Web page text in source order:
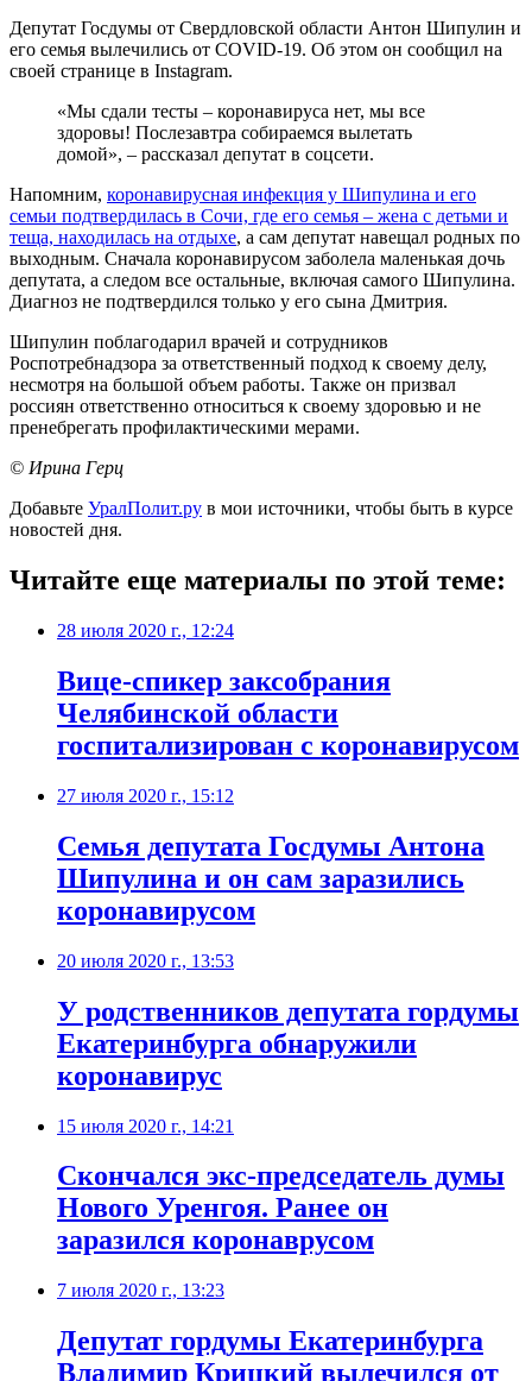
Депутат Госдумы от Свердловской области Антон Шипулин и
его семья вылечились от COVID-19. Об этом он сообщил на
своей странице в Instagram.
«Мы сдали тесты – коронавируса нет, мы все
здоровы! Послезавтра собираемся вылетать
домой», – рассказал депутат в соцсети.
Напомним, коронавирусная инфекция у Шипулина и его
семьи подтвердилась в Сочи, где его семья – жена с детьми и
теща, находилась на отдыхе, а сам депутат навещал родных по
выходным. Сначала коронавирусом заболела маленькая дочь
депутата, а следом все остальные, включая самого Шипулина.
Диагноз не подтвердился только у его сына Дмитрия.
Шипулин поблагодарил врачей и сотрудников
Роспотребнадзора за ответственный подход к своему делу,
несмотря на большой объем работы. Также он призвал
россиян ответственно относиться к своему здоровью и не
пренебрегать профилактическими мерами.
© Ирина Герц
Добавьте УралПолит.ру в мои источники, чтобы быть в курсе
новостей дня.
Читайте еще материалы по этой теме:
28 июля 2020 г., 12:24
Вице-спикер заксобрания
Челябинской области
госпитализирован с коронавирусом
27 июля 2020 г., 15:12
Семья депутата Госдумы Антона
Шипулина и он сам заразились
коронавирусом
20 июля 2020 г., 13:53
У родственников депутата гордумы
Екатеринбурга обнаружили
коронавирус
15 июля 2020 г., 14:21
Скончался экс-председатель думы
Нового Уренгоя. Ранее он
заразился коронаврусом
7 июля 2020 г., 13:23
Депутат гордумы Екатеринбурга
Владимир Крицкий вылечился от